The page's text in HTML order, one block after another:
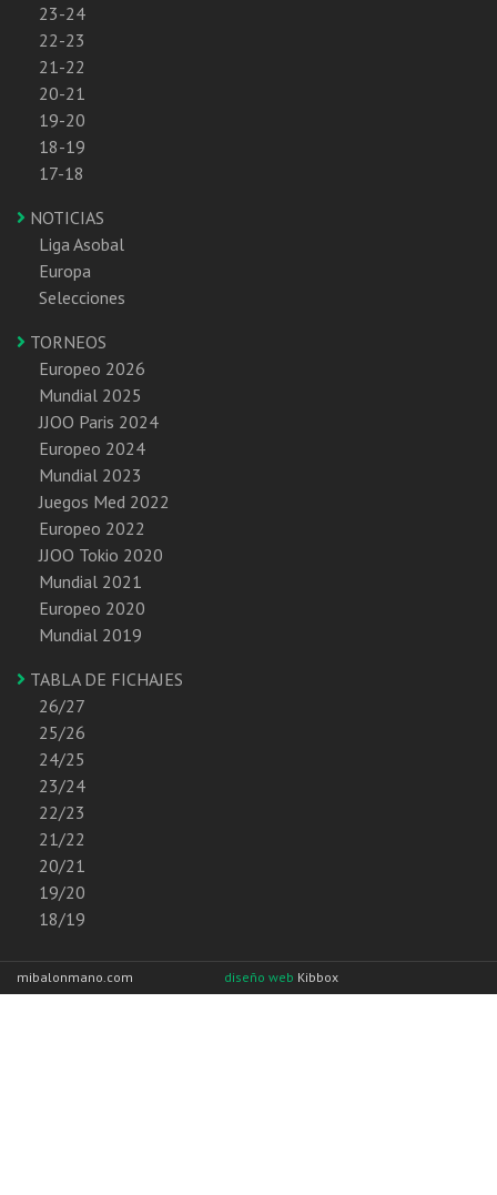
23-24
22-23
21-22
20-21
19-20
18-19
17-18
NOTICIAS
Liga Asobal
Europa
Selecciones
TORNEOS
Europeo 2026
Mundial 2025
JJOO Paris 2024
Europeo 2024
Mundial 2023
Juegos Med 2022
Europeo 2022
JJOO Tokio 2020
Mundial 2021
Europeo 2020
Mundial 2019
TABLA DE FICHAJES
26/27
25/26
24/25
23/24
22/23
21/22
20/21
19/20
18/19
mibalonmano.com diseño web Kibbox